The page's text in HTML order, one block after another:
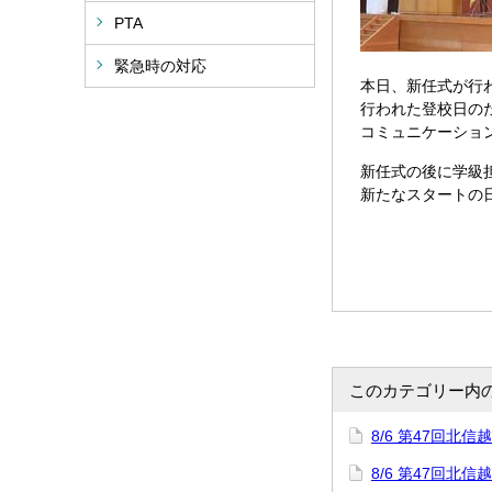
PTA
緊急時の対応
本日、新任式が行
行われた登校日の
コミュニケーショ
新任式の後に学級
新たなスタートの
このカテゴリー内
8/6 第47回北信
8/6 第47回北信